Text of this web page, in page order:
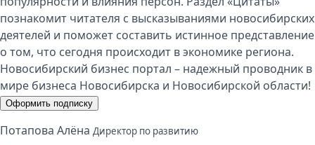
познакомит читателя с высказываниями новосибирских
деятелей и поможет составить истинное представление
о том, что сегодня происходит в экономике региона.
Новосибирский бизнес портал – надежный проводник в
мире бизнеса Новосибирска и Новосибирской области!
Оформить подписку
Потапова Алёна Директор по развитию